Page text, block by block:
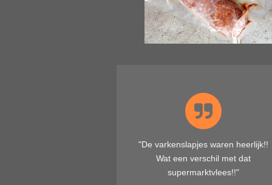
"De varkenslapjes waren heerlijk!!
Wat een verschil met dat
supermarktvlees!!"